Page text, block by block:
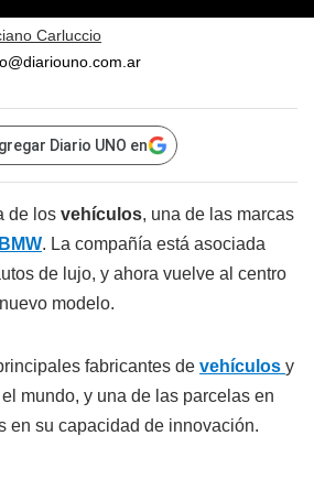
Carluccio
Diario UNO en
de los vehículos, una de las marcas
BMW. La compañía está asociada
de lujo, y ahora vuelve al centro
modelo.
fabricantes de vehículos y
mundo, y una de las parcelas en
en su capacidad de innovación.